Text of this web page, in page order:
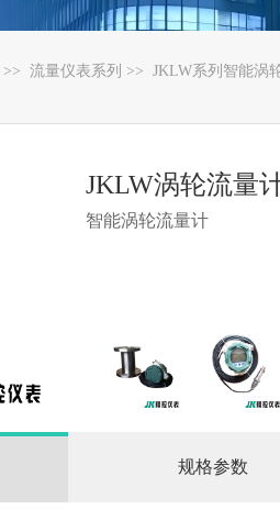
>> 流量仪表系列 >> JKLW系列智能涡
JKLW涡轮流量
智能涡轮流量计
规格参数